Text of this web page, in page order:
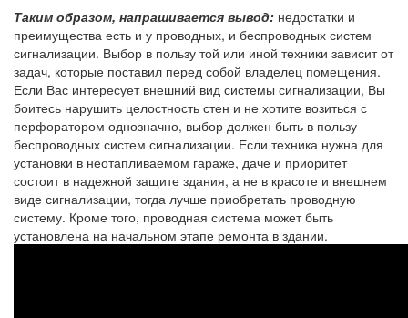
Таким образом, напрашивается вывод: недостатки и
преимущества есть и у проводных, и беспроводных систем
сигнализации. Выбор в пользу той или иной техники зависит от
задач, которые поставил перед собой владелец помещения.
Если Вас интересует внешний вид системы сигнализации, Вы
боитесь нарушить целостность стен и не хотите возиться с
перфоратором однозначно, выбор должен быть в пользу
беспроводных систем сигнализации. Если техника нужна для
установки в неотапливаемом гараже, даче и приоритет
состоит в надежной защите здания, а не в красоте и внешнем
виде сигнализации, тогда лучше приобретать проводную
систему. Кроме того, проводная система может быть
установлена на начальном этапе ремонта в здании.